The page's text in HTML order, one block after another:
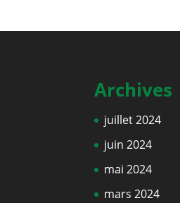
Archives
juillet 2024
juin 2024
mai 2024
mars 2024